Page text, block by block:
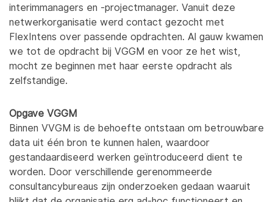
interimmanagers en -projectmanager. Vanuit deze
netwerkorganisatie werd contact gezocht met
FlexIntens over passende opdrachten. Al gauw kwamen
we tot de opdracht bij VGGM en voor ze het wist,
mocht ze beginnen met haar eerste opdracht als
zelfstandige.
Opgave VGGM
Binnen VVGM is de behoefte ontstaan om betrouwbare
data uit één bron te kunnen halen, waardoor
gestandaardiseerd werken geïntroduceerd dient te
worden. Door verschillende gerenommeerde
consultancybureaus zijn onderzoeken gedaan waaruit